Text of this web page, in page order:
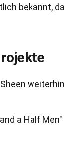
bekannt,
a Half